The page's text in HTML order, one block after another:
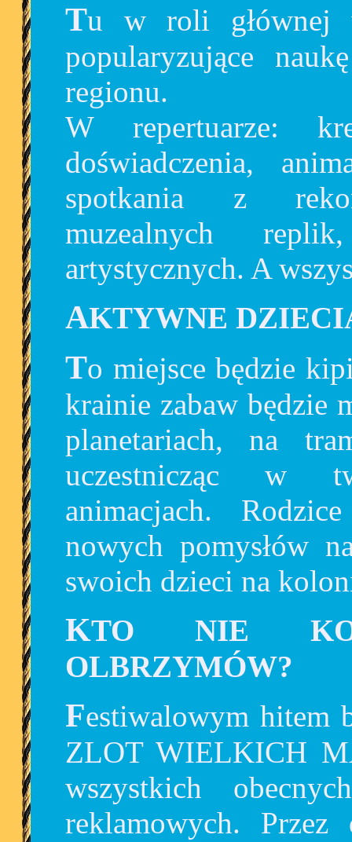
Tu w roli głównej wystąpią muzea i ośrodki
popularyzujące
regionu.
W repertuarze:
doświadczenia,
spotkania z
muzealnych
artystycznych. A
AKTYWNE
To miejsce będzie kipiało energią! W festiwalowej
krainie zabaw będzie
planetariach, na
uczestnicząc w
animacjach.
nowych pomysłów
swoich dzieci na
KTO NIE KOCHA PLUSZOWYCH
OLBRZYMÓW?
Festiwalowym hitem będzie z pewnością WIELKI
ZLOT WIELKICH
wszystkich
reklamowych.